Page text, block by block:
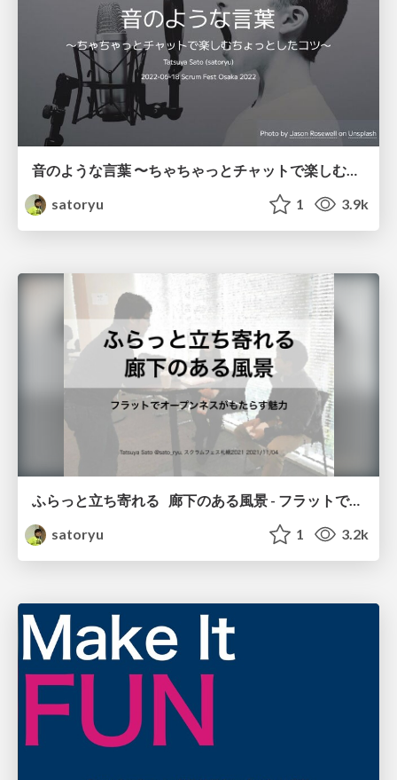
satoryu
1 3.9k
ふらっと立ち寄れる 廊下のある風景 - フラットでオープンネスがもたらす魅力 / The Corridor
satoryu
1 3.2k